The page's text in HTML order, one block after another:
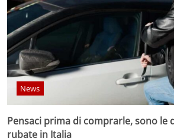
News
Pensaci prima di comprarle, sono le
rubate in Italia